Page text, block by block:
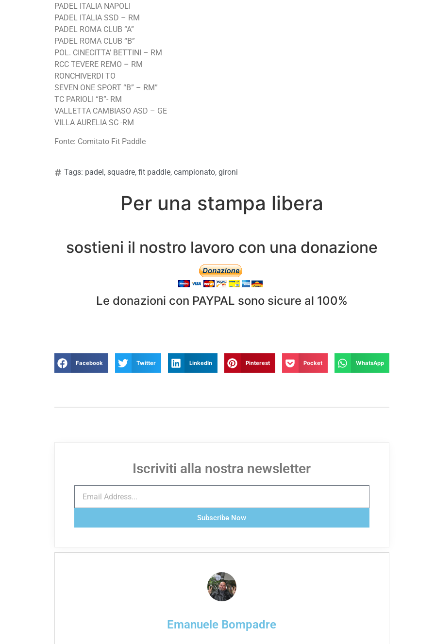
PADEL ITALIA NAPOLI
PADEL ITALIA SSD – RM
PADEL ROMA CLUB “A”
PADEL ROMA CLUB “B”
POL. CINECITTA’ BETTINI – RM
RCC TEVERE REMO – RM
RONCHIVERDI TO
SEVEN ONE SPORT “B” – RM”
TC PARIOLI “B”- RM
VALLETTA CAMBIASO ASD – GE
VILLA AURELIA SC -RM
Fonte: Comitato Fit Paddle
Tags: padel , squadre, fit paddle, campionato, gironi
Per una stampa libera
sostieni il nostro lavoro con una donazione
Le donazioni con PAYPAL sono sicure al 100%
Facebook Twitter LinkedIn Pinterest Pocket WhatsApp
Iscriviti alla nostra newsletter
Subscribe Now
Emanuele Bompadre